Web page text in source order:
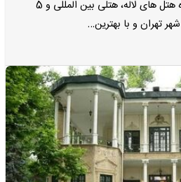
هتل لاله تهران، از مجموعه گروه هتل های لاله، هتلی بین المللی و 5
تهران و با بهترین…